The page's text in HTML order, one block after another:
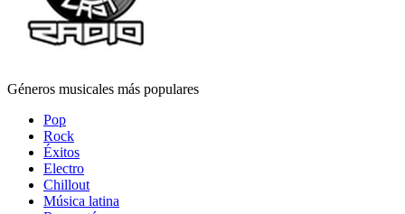
Géneros musicales más populares
Pop
Rock
Éxitos
Electro
Chillout
Música latina